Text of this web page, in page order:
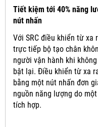
Tiết kiệm tới 40% năng
nút nhấn
Với SRC điều khiển từ xa
trực tiếp bộ tạo chân
người vận hành khi
bật lại. Điều khiển từ xa
bằng một nút nhấn đơn
nguồn năng lượng do
tích hợp.